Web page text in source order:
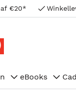
€20*
eBooks